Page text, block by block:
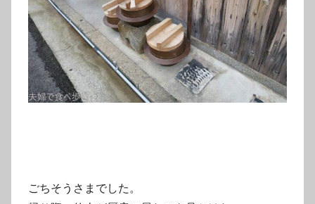
ごちそうさまでした。